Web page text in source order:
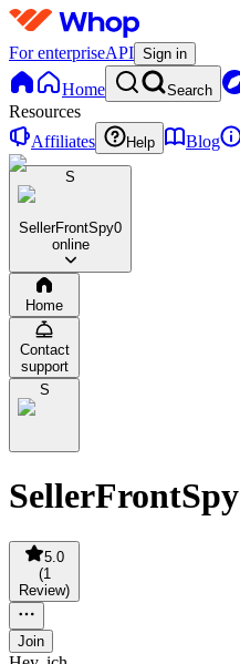
For enterpriseAPI Sign in
Home Search
Resources
Affiliates
Help Blog
S
SellerFrontSpy0
online
Home
Contact
support
S
SellerFrontSpy
5.0
(1
Review)
Join